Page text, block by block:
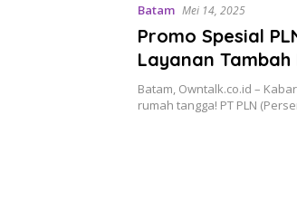
Batam Mei 14, 2025
Promo Spesial
Layanan
Aplikasi PLN
Batam, Owntalk.co.id –
rumah tangga! PT PLN